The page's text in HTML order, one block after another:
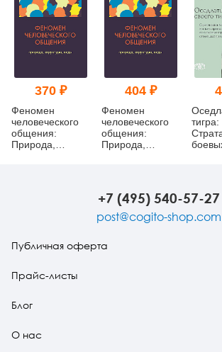
370 ₽
Феномен
человеческого
общения:
Природа,
404 ₽
Феномен
человеческого
общения:
Природа,
тигра:
+7 (495) 540-57-27
post@cogito-shop.com
Публичная оферта
Прайс-листы
Блог
О нас